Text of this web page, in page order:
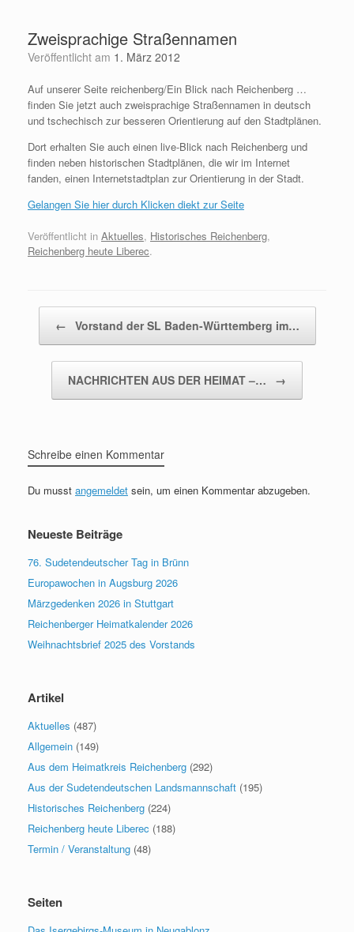
springenZweisprachige Straßennamen
Veröffentlicht am 1. März 2012
Auf unserer Seite reichenberg/Ein Blick nach Reichenberg …
finden Sie jetzt auch zweisprachige Straßennamen in deutsch
und tschechisch zur besseren Orientierung auf den Stadtplänen.
Dort erhalten Sie auch einen live-Blick nach Reichenberg und
finden neben historischen Stadtplänen, die wir im Internet
fanden, einen Internetstadtplan zur Orientierung in der Stadt.
Gelangen Sie hier durch Klicken diekt zur Seite
Veröffentlicht in Aktuelles, Historisches Reichenberg,
Reichenberg heute Liberec.
← Vorstand der SL Baden-Württemberg im…
NACHRICHTEN AUS DER HEIMAT –… →
Schreibe einen Kommentar
Du musst angemeldet sein, um einen Kommentar abzugeben.
Neueste Beiträge
76. Sudetendeutscher Tag in Brünn
Europawochen in Augsburg 2026
Märzgedenken 2026 in Stuttgart
Reichenberger Heimatkalender 2026
Weihnachtsbrief 2025 des Vorstands
Artikel
Aktuelles (487)
Allgemein (149)
Aus dem Heimatkreis Reichenberg (292)
Aus der Sudetendeutschen Landsmannschaft (195)
Historisches Reichenberg (224)
Reichenberg heute Liberec (188)
Termin / Veranstaltung (48)
Seiten